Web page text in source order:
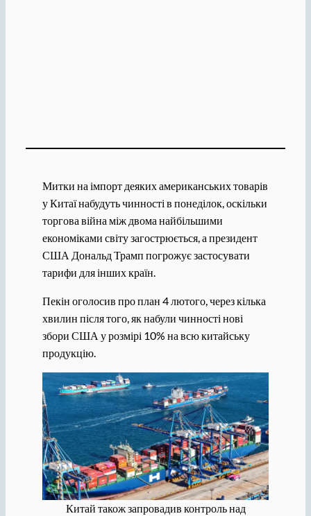
Митки на імпорт деяких американських товарів
у Китаї набудуть чинності в понеділок, оскільки
торгова війна між двома найбільшими
економіками світу загострюється, а президент
США Дональд Трамп погрожує застосувати
тарифи для інших країн.
Пекін оголосив про план 4 лютого, через кілька
хвилин після того, як набули чинності нові
збори США у розмірі 10% на всю китайську
продукцію.
Китай також запровадив контроль над